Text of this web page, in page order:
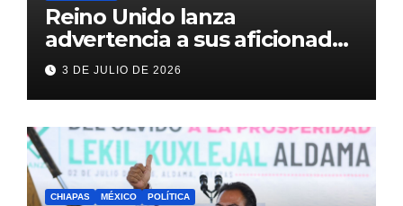
Reino Unido lanza
advertencia a sus aficionados
antes del México vs
Inglaterra en el Mundial 2026
3 DE JULIO DE 2026
CHIAPAS MÉXICO POLÍTICA